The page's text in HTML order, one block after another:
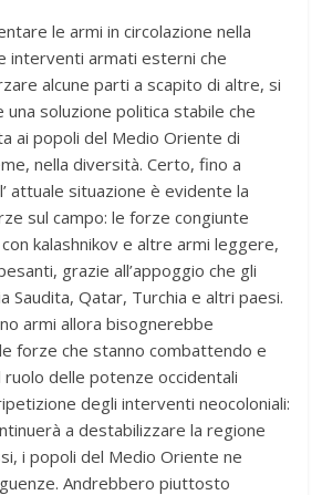
le armi in circolazione nella
interventi armati esterni che
alcune parti a scapito di altre, si
soluzione politica stabile che
ai popoli del Medio Oriente di
nella diversità. Certo, fino a
attuale situazione è evidente la
sul campo: le forze congiunte
kalashnikov e altre armi leggere,
grazie all’appoggio che gli
Saudita, Qatar, Turchia e altri paesi.
armi allora bisognerebbe
forze che stanno combattendo e
delle potenze occidentali
degli interventi neocoloniali:
a destabilizzare la regione
i popoli del Medio Oriente ne
Andrebbero piuttosto